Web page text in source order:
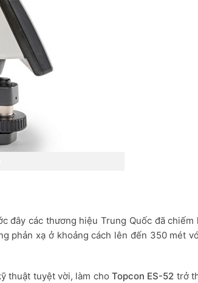
đây các thương hiệu Trung Quốc đã chiếm
phản xạ ở khoảng cách lên đến 350 mét
thuật tuyệt vời, làm choTopcon ES-52 trở